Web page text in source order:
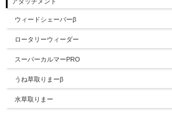
ウィードシェーバーβ
ロータリーウィーダー
スーパーカルマーPRO
うね草取りまーβ
水草取りまー